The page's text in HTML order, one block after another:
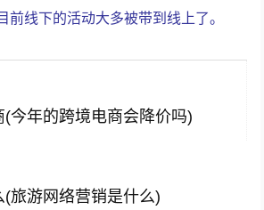
前线下的活动大多被带到线上了。
今年的跨境电商会降价吗)
(旅游网络营销是什么)